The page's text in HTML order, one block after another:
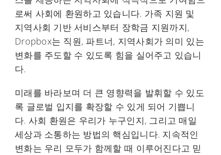
로써 사회에 환원하고 있습니다. 가족 지원 및
지역사회 기반 서비스부터 장학금 지원까지,
Dropbox는 직원, 파트너, 지역사회가 의미 있는
변화를 주도할 수 있도록 힘을 실어주고 있습니
다.
미래를 바라보며 더 큰 영향력을 발휘할 수 있도
록 글로벌 입지를 확장할 수 있게 되어 기쁩니
다. 사회 환원은 우리가 누구인지, 그리고 매일
세상과 소통하는 방법의 핵심입니다. 지속적인
변화는 우리 모두가 함께할 때 이루어진다고 믿